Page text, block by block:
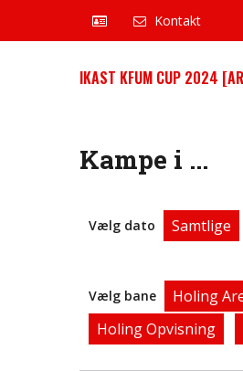
Kontakt
IKAST KFUM CUP 2024
Kampe i ...
Vælg dato Samtlige
Vælg bane Holing
Holing Opvisning